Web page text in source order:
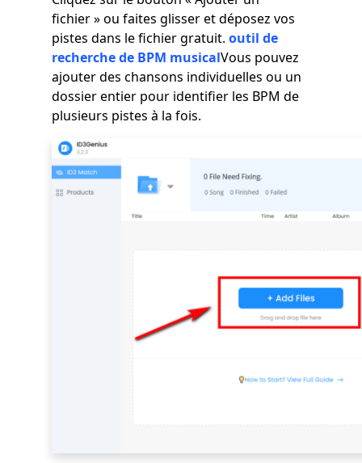
fichier » ou faites glisser et déposez vos
pistes dans le fichier gratuit. outil de
recherche de BPM musicalVous pouvez
ajouter des chansons individuelles ou un
dossier entier pour identifier les BPM de
plusieurs pistes à la fois.